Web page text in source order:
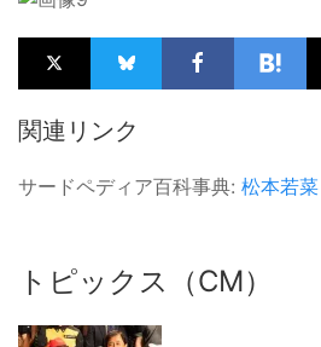
関連リンク
サードペディア百科事典: 松本若菜
トピックス（CM）